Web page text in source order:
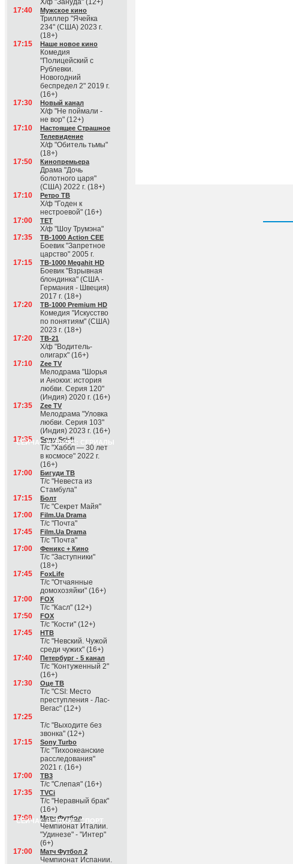
Х/ф "Зануда" (12+)
17:40
Мужское кино
Триллер "Ячейка
234" (США) 2023 г.
(18+)
17:15
Наше новое кино
Комедия
"Полицейский с
Рублевки.
Новогодний
беспредел 2" 2019 г.
(16+)
17:30
Новый канал
Х/ф "Не поймали -
не вор" (12+)
17:10
Настоящее Страшное
Телевидение
Х/ф "Обитель тьмы"
(18+)
17:50
Кинопремьера
Драма "Дочь
болотного царя"
(США) 2022 г. (18+)
17:10
Ретро ТВ
Х/ф "Годен к
нестроевой" (16+)
17:00
ТЕТ
Х/ф "Шоу Трумэна"
17:35
ТВ-1000 Action CEE
Боевик "Запретное
царство" 2005 г.
17:15
ТВ-1000 Megahit HD
Боевик "Взрывная
блондинка" (США -
Германия - Швеция)
2017 г. (18+)
17:20
ТВ-1000 Premium HD
Комедия "Искусство
по понятиям" (США)
2023 г. (18+)
17:20
ТВ-21
Х/ф "Водитель-
олигарх" (16+)
17:10
Zee TV
Мелодрама "Шорья
и Анокхи: история
любви. Серия 120"
(Индия) 2020 г. (16+)
17:35
Zee TV
Мелодрама "Уловка
любви. Серия 103"
(Индия) 2023 г. (16+)
СЕЙЧАС В ЭФИРЕ: СЕРИАЛЫ
17:35 Sony Sci-fi
Т/с "Хаббл — 30 лет
в космосе" 2022 г.
(16+)
17:00
Бигуди ТВ
Т/с "Невеста из
Стамбула"
17:15
Болт
Т/с "Секрет Майя"
17:00
Film.Ua Drama
Т/с "Почта"
17:45
Film.Ua Drama
Т/с "Почта"
17:00
Феникс + Кино
Т/с "Заступники"
(18+)
17:45
FoxLife
Т/с "Отчаянные
домохозяйки" (16+)
17:00
FOX
Т/с "Касл" (12+)
17:50
FOX
Т/с "Кости" (12+)
17:45
НТВ
Т/с "Невский. Чужой
среди чужих" (16+)
17:40
Петербург - 5 канал
Т/с "Контуженный 2"
(16+)
17:30
Оце ТВ
Т/с "CSI: Место
преступления - Лас-
Вегас" (12+)
17:25
Т/с "Выходите без
звонка" (12+)
17:15
Sony Turbo
Т/с "Тихоокеанские
расследования"
2021 г. (16+)
17:00
ТВ3
Т/с "Слепая" (16+)
17:35
TVCi
Т/с "Неравный брак"
(16+)
СЕЙЧАС В ЭФИРЕ: СПОРТ
17:00 Матч Футбол
Чемпионат Италии.
"Удинезе" - "Интер"
(6+)
17:00
Матч Футбол 2
Чемпионат Испании.